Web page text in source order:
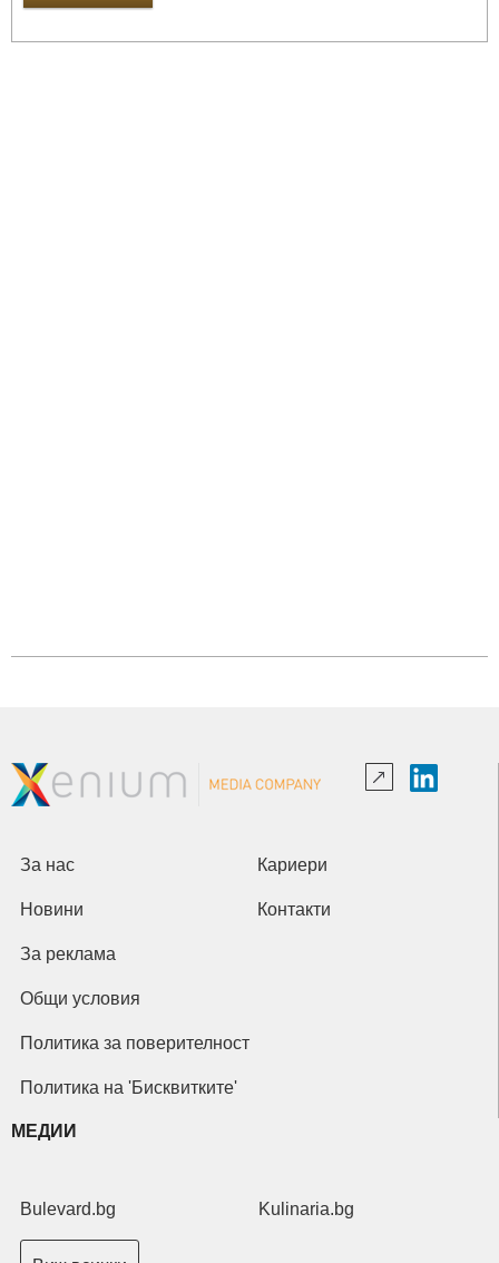
За нас Кариери
Новини Контакти
За реклама
Общи условия
Политика за поверителност
Политика на 'Бисквитките'
МЕДИИ
Bulevard.bg Kulinaria.bg